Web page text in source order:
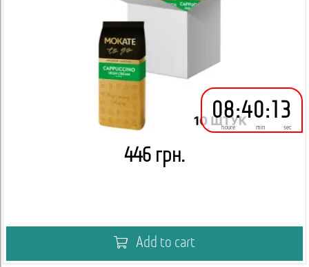
08
houre
:40
min
: 12
sec
446 грн.
Add to cart